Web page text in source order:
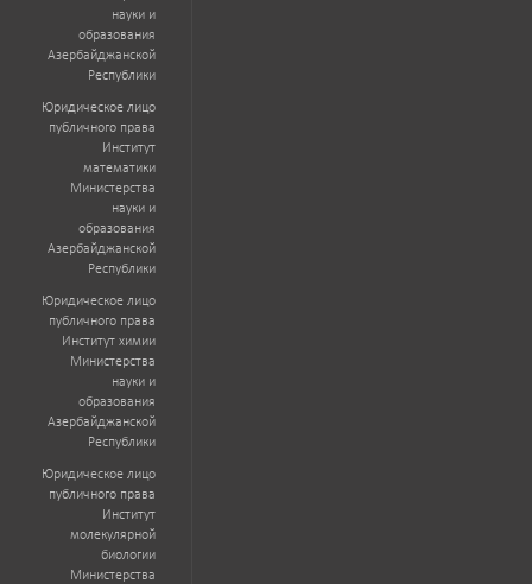
науки и
образования
Азербайджанской
Республики
Юридическое лицо
публичного права
Институт
математики
Министерства
науки и
образования
Азербайджанской
Республики
Юридическое лицо
публичного права
Институт химии
Министерства
науки и
образования
Азербайджанской
Республики
Юридическое лицо
публичного права
Институт
молекулярной
биологии
Министерства